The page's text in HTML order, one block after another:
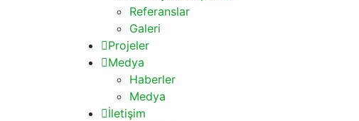
Referanslar
Galeri
Projeler
Medya
Haberler
Medya
İletişim